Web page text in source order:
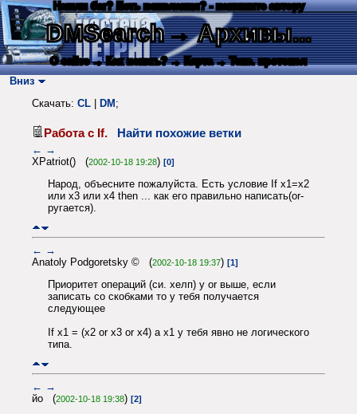
Нашли баг? Есть пожелания? - напишите автору
DMSearch→ Архивы...
О сайте → Как искать? → Карта → Текс. протокол
Вниз
Скачать: CL DM ;
Работа с If. Найти похожие ветки
← →
XPatriot() (2002-10-18 19:28) [0]
Народ, объесните пожалуйста. Есть условие If x1=x2
или x3 или x4 then ... как его правильно написать(or-
ругается).
← →
Anatoly Podgoretsky © (2002-10-18 19:37) [1]
Приоритет операций (си. хелп) у or выше, если
записать со скобками то у тебя получается
следующее
If x1 = (x2 or x3 or x4) а x1 у тебя явно не логического
типа.
← →
йо (2002-10-18 19:38) [2]